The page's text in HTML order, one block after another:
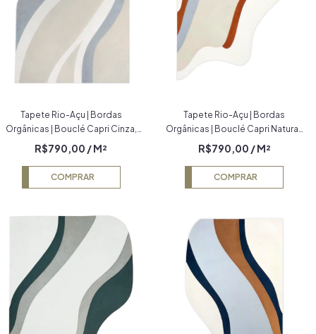
Tapete Rio-Açu | Bordas
Orgânicas | Bouclé Capri Cinza,
Bege e Natural
R$790,00 / M²
COMPRAR
Tapete Rio-Açu | Bordas
Orgânicas | Bouclé Capri Natural,
Cinza, Terracota e Bege
R$790,00 / M²
COMPRAR